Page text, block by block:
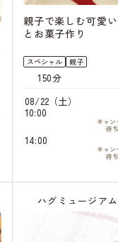
親子で楽しむ可愛
とお菓子作り
スペシャル 親子
150分
08/22（土）
10:00
キャン
待
14:00
キャン
待
ハグミュージアム